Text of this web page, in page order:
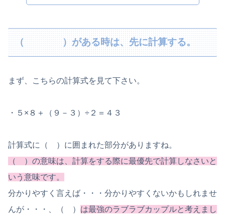
（ ）がある時は、先に計算する。
まず、こちらの計算式を見て下さい。
・５×８＋（９－３）÷２＝４３
計算式に（ ）に囲まれた部分がありますね。
（ ）の意味は、計算をする際に最優先で計算しなさいと
いう意味です。
分かりやすく言えば・・・分かりやすくないかもしれませ
んが・・・、（ ） は最強のラブラブカップルと考えまし